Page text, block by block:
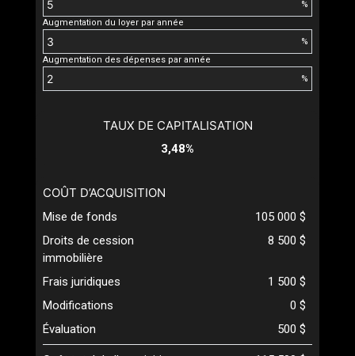
%
Augmentation du loyer par année
%
Augmentation des dépenses par année
%
TAUX DE CAPITALISATION
3,48%
COÛT D’ACQUISITION
Mise de fonds
105 000 $
Droits de cession
immobilière
8 500 $
Frais juridiques
1 500 $
Modifications
0 $
Évaluation
500 $